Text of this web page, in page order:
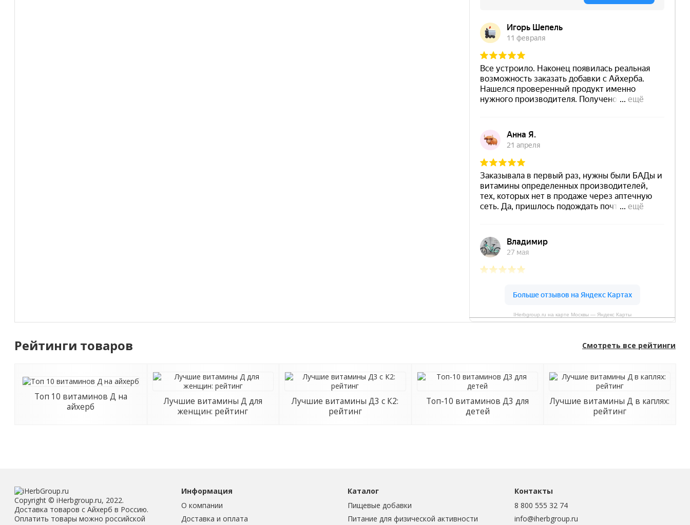
IHerbgroup.ru на карте Москвы — Яндекс Карты
Рейтинги товаров Смотреть все рейтинги
Топ 10 витаминов Д на
айхерб
Лучшие витамины Д для
женщин: рейтинг
Лучшие витамины Д3 с К2:
рейтинг
Топ-10 витаминов Д3 для
детей
Лучшие витамины Д в каплях:
рейтинг
Copyright © iHerbgroup.ru, 2022.
Доставка товаров с Айхерб в Россию.
Оплатить товары можно российской
Информация
О компании
Доставка и оплата
Каталог
Пищевые добавки
Питание для физической активности
Контакты
8 800 555 32 74
info@iherbgroup.ru